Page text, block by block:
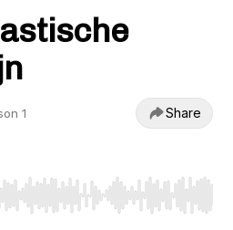
1 Share
End to jump to start or end.